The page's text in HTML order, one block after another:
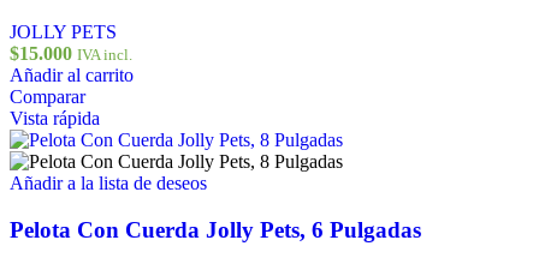
JOLLY PETS
$15.000 IVA incl.
Añadir al carrito
Comparar
Vista rápida
Añadir a la lista de deseos
Pelota Con Cuerda Jolly Pets, 6 Pulgadas